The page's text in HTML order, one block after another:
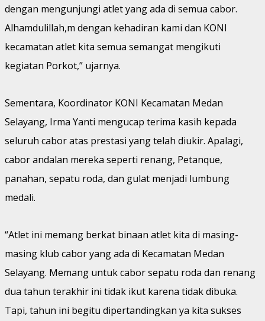
dengan mengunjungi atlet yang ada di semua cabor.
Alhamdulillah,m dengan kehadiran kami dan KONI
kecamatan atlet kita semua semangat mengikuti
kegiatan Porkot,” ujarnya.
Sementara, Koordinator KONI Kecamatan Medan
Selayang, Irma Yanti mengucap terima kasih kepada
seluruh cabor atas prestasi yang telah diukir. Apalagi,
cabor andalan mereka seperti renang, Petanque,
panahan, sepatu roda, dan gulat menjadi lumbung
medali.
“Atlet ini memang berkat binaan atlet kita di masing-
masing klub cabor yang ada di Kecamatan Medan
Selayang. Memang untuk cabor sepatu roda dan renang
dua tahun terakhir ini tidak ikut karena tidak dibuka.
Tapi, tahun ini begitu dipertandingkan ya kita sukses